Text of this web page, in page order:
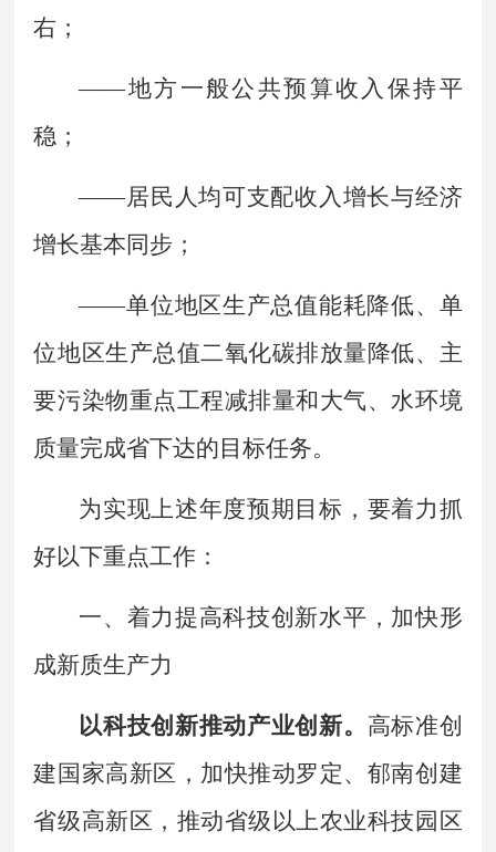
右；
——地方一般公共预算收入保持平
稳；
——居民人均可支配收入增长与经济
增长基本同步；
——单位地区生产总值能耗降低、单
位地区生产总值二氧化碳排放量降低、主
要污染物重点工程减排量和大气、水环境
质量完成省下达的目标任务。
为实现上述年度预期目标，要着力抓
好以下重点工作：
一、 着力提高科技创新水平，加快形
成新质生产力
以科技创新推动产业创新。 高标准创
建国家高新区，加快推动罗定、郁南创建
省级高新区，推动省级以上农业科技园区